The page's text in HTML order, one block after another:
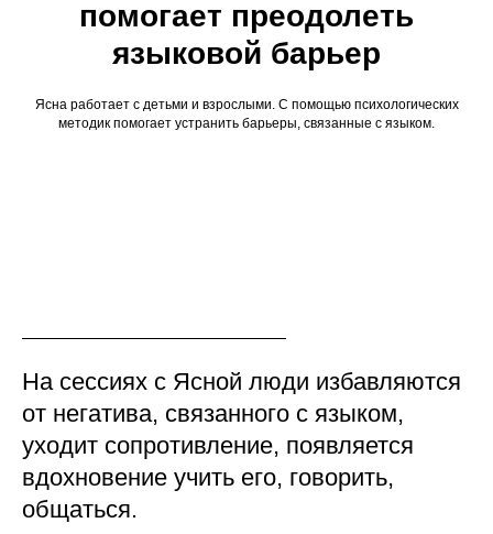
помогает преодолеть
языковой барьер
Ясна работает с детьми и взрослыми. С помощью психологических
методик помогает устранить барьеры, связанные с языком.
На сессиях с Ясной люди избавляются
от негатива, связанного с языком,
уходит сопротивление, появляется
вдохновение учить его, говорить,
общаться.